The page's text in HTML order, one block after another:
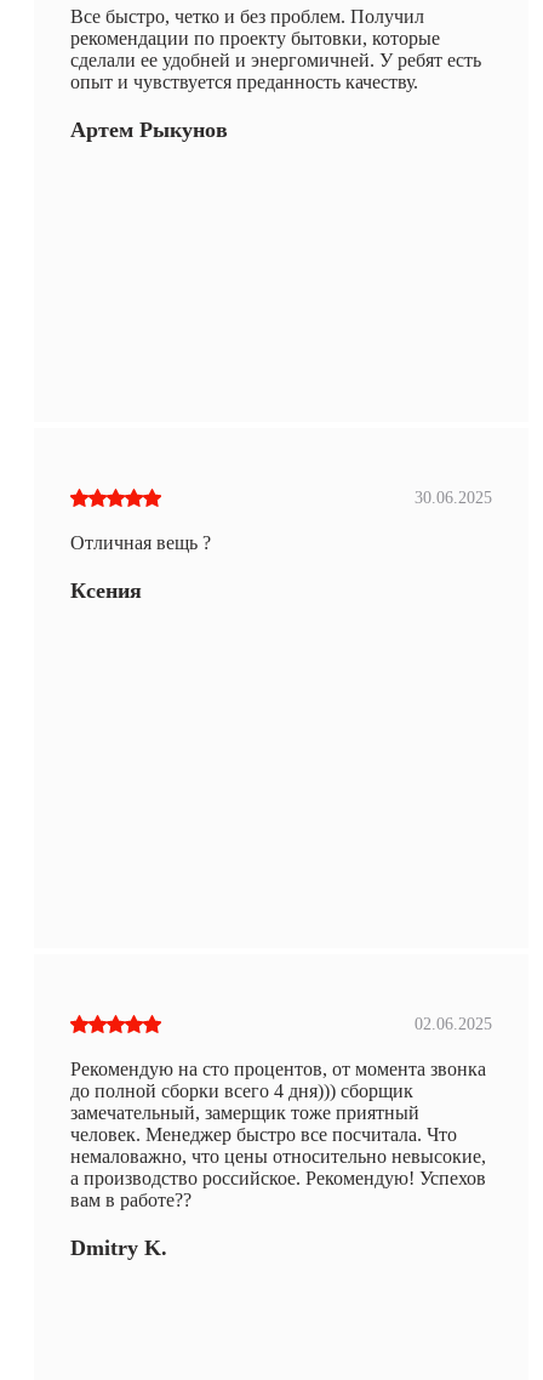
Все быстро, четко и без проблем. Получил
рекомендации по проекту бытовки, которые
сделали ее удобней и энергомичней. У ребят есть
опыт и чувствуется преданность качеству.
Артем Рыкунов
30.06.2025
Отличная вещь ?
Ксения
02.06.2025
Рекомендую на сто процентов, от момента звонка
до полной сборки всего 4 дня))) сборщик
замечательный, замерщик тоже приятный
человек. Менеджер быстро все посчитала. Что
немаловажно, что цены относительно невысокие,
а производство российское. Рекомендую! Успехов
вам в работе??
Dmitry K.